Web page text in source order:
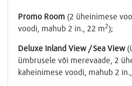
Promo Room (2 üheinimese
voodi, mahub 2 in., 22 m2);
Deluxe Inland View / Sea View
ümbrusele või merevaade, 2
kaheinimese voodi, mahub 2